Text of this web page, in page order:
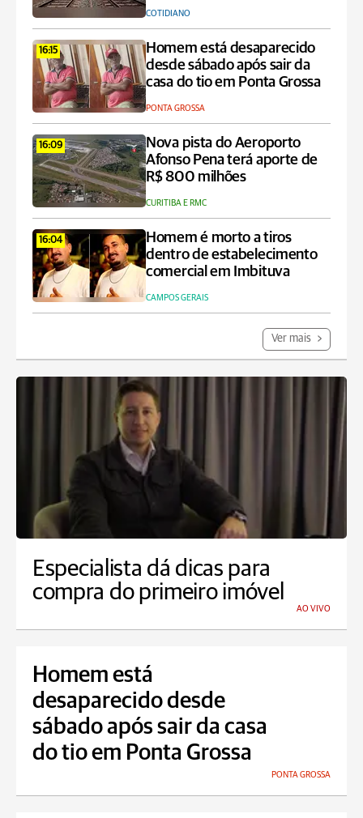
COTIDIANO
16:15
Homem está desaparecido
desde sábado após sair da
casa do tio em Ponta Grossa
PONTA GROSSA
16:09
Nova pista do Aeroporto
Afonso Pena terá aporte de
R$ 800 milhões
CURITIBA E RMC
16:04
Homem é morto a tiros
dentro de estabelecimento
comercial em Imbituva
CAMPOS GERAIS
Ver mais
Especialista dá dicas para
compra do primeiro imóvel
AO VIVO
Homem está
desaparecido desde
sábado após sair da casa
do tio em Ponta Grossa
PONTA GROSSA